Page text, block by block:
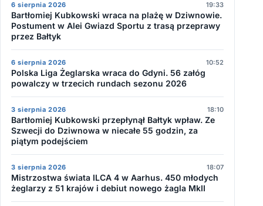
6 sierpnia 2026 19:33
Bartłomiej Kubkowski wraca na plażę w Dziwnowie.
Postument w Alei Gwiazd Sportu z trasą przeprawy
przez Bałtyk
6 sierpnia 2026 10:52
Polska Liga Żeglarska wraca do Gdyni. 56 załóg
powalczy w trzecich rundach sezonu 2026
3 sierpnia 2026 18:10
Bartłomiej Kubkowski przepłynął Bałtyk wpław. Ze
Szwecji do Dziwnowa w niecałe 55 godzin, za
piątym podejściem
3 sierpnia 2026 18:07
Mistrzostwa świata ILCA 4 w Aarhus. 450 młodych
żeglarzy z 51 krajów i debiut nowego żagla MkII